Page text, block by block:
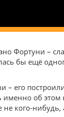
Фортуни –
бы ещё
– его
именно об
кого-